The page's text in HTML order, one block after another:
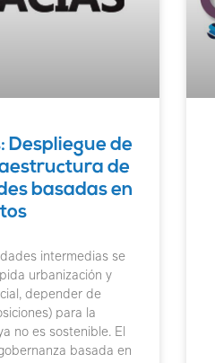
Despliegue de
de
basadas en
intermedias se
urbanización y
depender de
para la
no es sostenible. El
basada en